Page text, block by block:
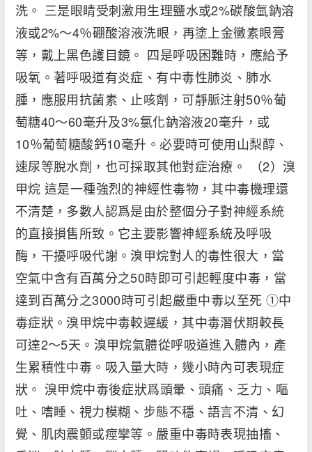
洗。 三是眼睛受刺激用生理鹽水或2%碳酸氫鈉溶
液或2%～4％硼酸溶液洗眼，再塗上金黴素眼膏
等，戴上黑色護目鏡。 四是呼吸困難時，應給予
吸氧。著呼吸道有炎症、有中毒性肺炎、肺水
腫，應服用抗菌素、止咳劑，可靜脈注射50％葡
萄糖40～60毫升及3%氯化鈉溶液20毫升，或
10％葡萄糖酸鈣10毫升。必要時可使用山梨醇、
速尿等脫水劑，也可採取其他對症治療。 （2）溴
甲烷 這是一種強烈的神經性毒物，其中毒機理還
不清楚，多數人認爲是由於整個分子對神經系統
的直接損售所致。它主要影響神經系統及呼吸
酶，干擾呼吸代謝。溴甲烷對人的毒性很大，當
空氣中含有百萬分之50時即可引起輕度中毒，當
達到百萬分之3000時可引起嚴重中毒以至死 ①中
毒症狀。溴甲烷中毒較遲緩，其中毒潛伏期較長
可達2～5天。溴甲烷氣體從呼吸道進入體內，產
生累積性中毒。吸入量大時，幾小時內可表現症
狀。 溴甲烷中毒後症狀爲頭暈、頭痛、乏力、嘔
吐、嗜睡、視力模糊、步態不穩、語言不清、幻
覺、肌肉震顫或痙攣等。嚴重中毒時表現抽搐、